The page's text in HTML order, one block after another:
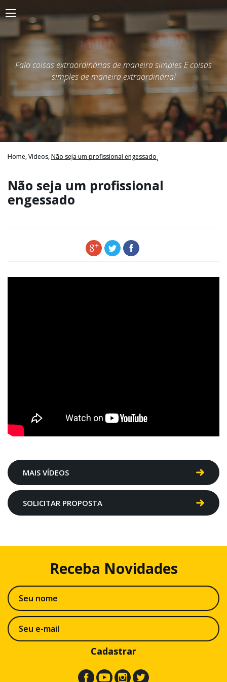
Falo coisas extraordinárias de maneira simples E coisas
simples de maneira extraordinária!
Home, ,
Vídeos,Não seja um profissional engessado
Não seja um profissional
engessado
MAIS VÍDEOS
SOLICITAR PROPOSTA
Receba Novidades
Cadastrar